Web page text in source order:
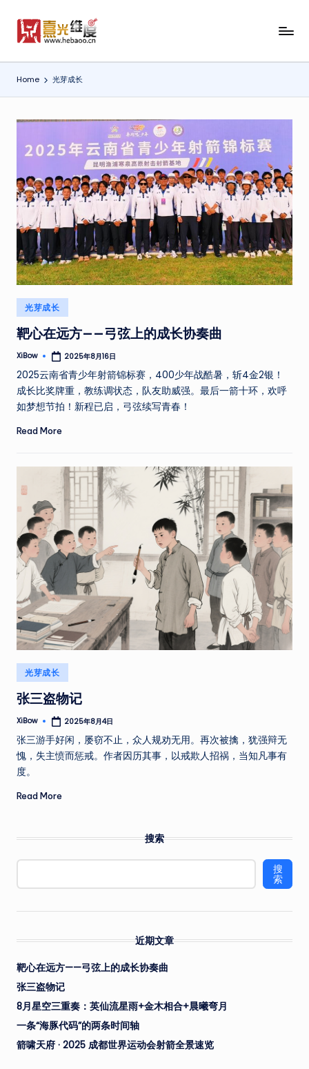
content
熹
光
维
熹
Home 光芽成长
Posted
in
光芽成长
靶心在远方——弓弦上的成长协奏曲
Posted
XiBow 2025年8月16日
2025云南省青少年射箭锦标赛，400少年战酷暑，斩4金2银！
成长比奖牌重，教练调状态，队友助威强。最后一箭十环，欢呼
如梦想节拍！新程已启，弓弦续写青春！
Read More
Posted
in
光芽成长
张三盗物记
Posted
XiBow 2025年8月4日
张三游手好闲，屡窃不止，众人规劝无用。再次被擒，犹强辩无
愧，失主愤而惩戒。作者因历其事，以戒欺人招祸，当知凡事有
度。
Read More
搜索
搜
索
近期文章
靶心在远方——弓弦上的成长协奏曲
张三盗物记
8月星空三重奏：英仙流星雨+金木相合+晨曦弯月
一条“海豚代码”的两条时间轴
箭啸天府 · 2025 成都世界运动会射箭全景速览